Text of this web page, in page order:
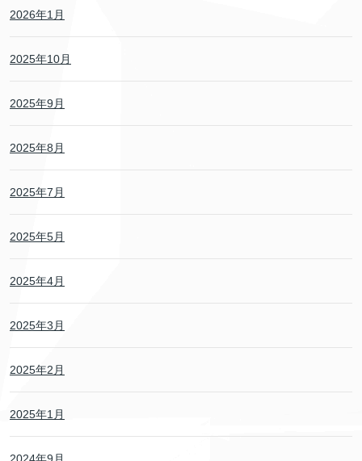
2026年1月
2025年10月
2025年9月
2025年8月
2025年7月
2025年5月
2025年4月
2025年3月
2025年2月
2025年1月